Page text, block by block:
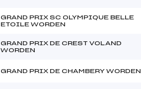
GRAND PRIX SC OLYMPIQUE BELLE
ETOILE WORDEN
GRAND PRIX DE CREST VOLAND
WORDEN
GRAND PRIX DE CHAMBERY WORDEN